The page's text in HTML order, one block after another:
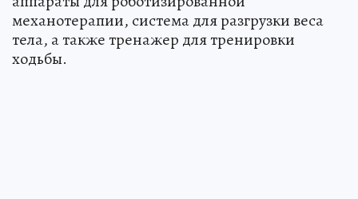
механотерапии, система для разгрузки веса
тела, а также тренажер для тренировки
ходьбы.